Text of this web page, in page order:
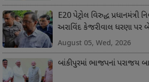
E20 પેટ્રોલ વિરુદ્ધ પ્રધાનમંત્રી
અરાવિંદ કેજરીવાલ ધરણા પર
August 05, Wed, 2026
બાંકીપુરમાં ભાજપનાં પરાજય